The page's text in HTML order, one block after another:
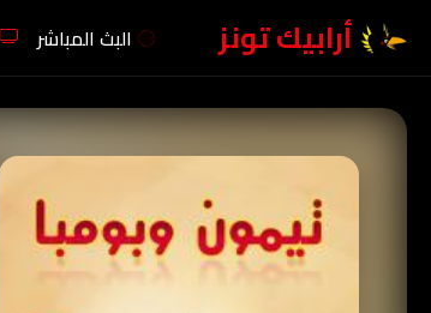
أرابيك تونز البث المباشر